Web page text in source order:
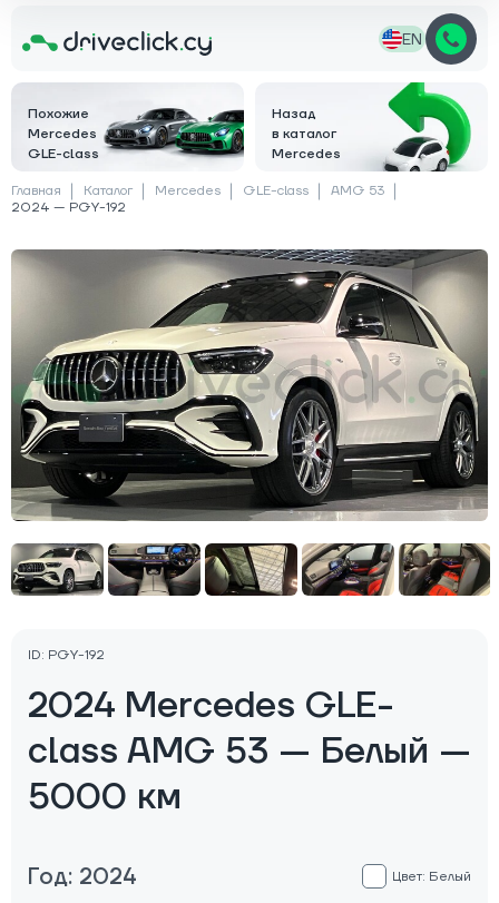
EN
Похожие
Mercedes
GLE-class
Назад
в каталог
Mercedes
Главная Каталог Mercedes GLE-class
AMG 53
2024 — PGY-192
ID: PGY-192
2024 Mercedes GLE-
class AMG 53 — Белый —
5000 км
Год: 2024 Цвет: Белый